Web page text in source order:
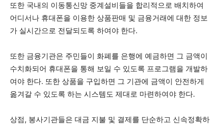
또한 국내의 이동통신망 중계설비들을 합리적으로 배치하여
어디서나 휴대폰을 이용한 상품판매 및 금융거래에 대한 정보
가 실시간으로 전달되도록 하여야 한다.
또한 금융기관은 주민들이 화폐를 은행에 예금하면 그 금액이
수치화되어 휴대폰을 통해 보일 수 있도록 프로그램을 개발하
여야 한다. 또한 상품을 구입하면 그 기관에 금액이 안전하게
옮겨갈 수 있도록 하는 시스템도 제대로 마련하여야 한다.
상점, 봉사기관들은 대금 지불 및 결제를 단순하고 신속정확하